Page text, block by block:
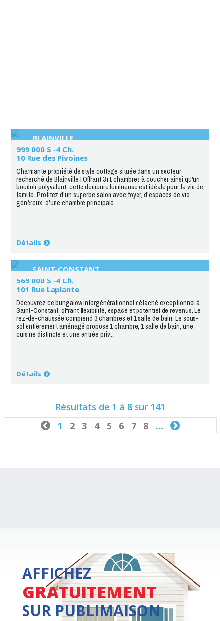
BLAINVILLE
999 000 $ -4 Ch.
10 Rue des Pivoines
Charmante propriété de style cottage située dans un secteur
recherché de Blainville ! Offrant 3+1 chambres à coucher ainsi qu'un
boudoir polyvalent, cette demeure lumineuse est idéale pour la vie de
famille. Profitez d'un superbe salon avec foyer, d'espaces de vie
généreux, d'une chambre principale ...
Détails
SAINT-CONSTANT
569 000 $ -4 Ch.
101 Rue Laplante
Découvrez ce bungalow intergénérationnel détaché exceptionnel à
Saint-Constant, offrant flexibilité, espace et potentiel de revenus. Le
rez-de-chaussée comprend 3 chambres et 1 salle de bain. Le sous-
sol entièrement aménagé propose 1 chambre, 1 salle de bain, une
cuisine distincte et une entrée priv...
Détails
Résultats de 1 à 8 sur 141
1 2 3 4 5 6 7 8... 
AFFICHEZ
GRATUITEMENT
SUR PUBLIMAISON